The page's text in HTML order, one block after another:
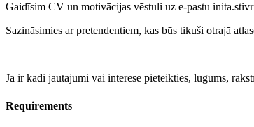
Gaidīsim CV un motivācijas vēstuli uz e-pastu
Sazināsimies ar pretendentiem, kas būs tikuši otrajā
Ja ir kādi jautājumi vai interese pieteikties, lūgums,
Requirements